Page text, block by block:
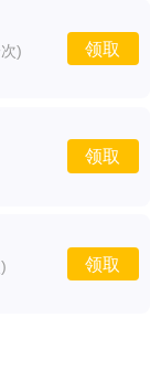
)
领取
领取
领取